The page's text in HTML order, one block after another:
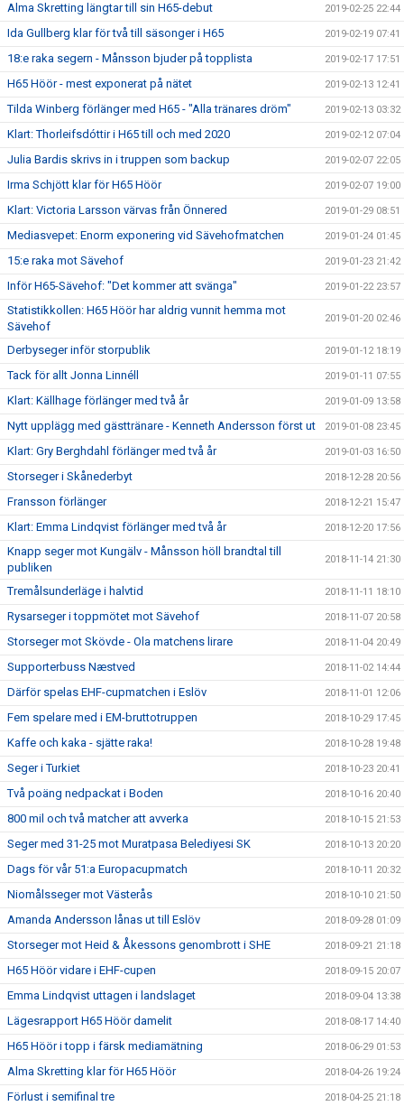
Alma Skretting längtar till sin H65-debut 2019-02-25 22:44
Ida Gullberg klar för två till säsonger i H65 2019-02-19 07:41
18:e raka segern - Månsson bjuder på topplista 2019-02-17 17:51
H65 Höör - mest exponerat på nätet 2019-02-13 12:41
Tilda Winberg förlänger med H65 - "Alla tränares dröm" 2019-02-13 03:32
Klart: Thorleifsdóttir i H65 till och med 2020 2019-02-12 07:04
Julia Bardis skrivs in i truppen som backup 2019-02-07 22:05
Irma Schjött klar för H65 Höör 2019-02-07 19:00
Klart: Victoria Larsson värvas från Önnered 2019-01-29 08:51
Mediasvepet: Enorm exponering vid Sävehofmatchen 2019-01-24 01:45
15:e raka mot Sävehof 2019-01-23 21:42
Inför H65-Sävehof: "Det kommer att svänga" 2019-01-22 23:57
Statistikkollen: H65 Höör har aldrig vunnit hemma mot
Sävehof
2019-01-20 02:46
Derbyseger inför storpublik 2019-01-12 18:19
Tack för allt Jonna Linnéll 2019-01-11 07:55
Klart: Källhage förlänger med två år 2019-01-09 13:58
Nytt upplägg med gästtränare - Kenneth Andersson först ut 2019-01-08 23:45
Klart: Gry Berghdahl förlänger med två år 2019-01-03 16:50
Storseger i Skånederbyt 2018-12-28 20:56
Fransson förlänger 2018-12-21 15:47
Klart: Emma Lindqvist förlänger med två år 2018-12-20 17:56
Knapp seger mot Kungälv - Månsson höll brandtal till
publiken
2018-11-14 21:30
Tremålsunderläge i halvtid 2018-11-11 18:10
Rysarseger i toppmötet mot Sävehof 2018-11-07 20:58
Storseger mot Skövde - Ola matchens lirare 2018-11-04 20:49
Supporterbuss Næstved 2018-11-02 14:44
Därför spelas EHF-cupmatchen i Eslöv 2018-11-01 12:06
Fem spelare med i EM-bruttotruppen 2018-10-29 17:45
Kaffe och kaka - sjätte raka! 2018-10-28 19:48
Seger i Turkiet 2018-10-23 20:41
Två poäng nedpackat i Boden 2018-10-16 20:40
800 mil och två matcher att avverka 2018-10-15 21:53
Seger med 31-25 mot Muratpasa Belediyesi SK 2018-10-13 20:20
Dags för vår 51:a Europacupmatch 2018-10-11 20:32
Niomålsseger mot Västerås 2018-10-10 21:50
Amanda Andersson lånas ut till Eslöv 2018-09-28 01:09
Storseger mot Heid & Åkessons genombrott i SHE 2018-09-21 21:18
H65 Höör vidare i EHF-cupen 2018-09-15 20:07
Emma Lindqvist uttagen i landslaget 2018-09-04 13:38
Lägesrapport H65 Höör damelit 2018-08-17 14:40
H65 Höör i topp i färsk mediamätning 2018-06-29 01:53
Alma Skretting klar för H65 Höör 2018-04-26 19:24
Förlust i semifinal tre 2018-04-25 21:18